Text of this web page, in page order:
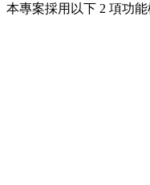
本專案採用以下 2 項功